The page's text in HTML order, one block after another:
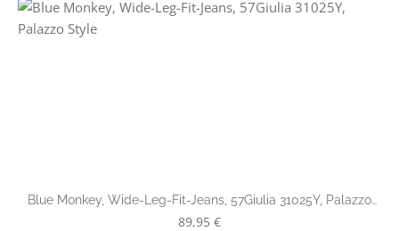
Blue Monkey, Wide-Leg-Fit-Jeans, 57Giulia 31025Y, Palazzo
Style
Regulärer Preis:
89,95 €